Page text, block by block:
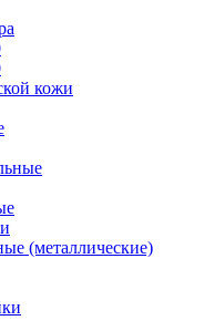
кожи
(металлические)